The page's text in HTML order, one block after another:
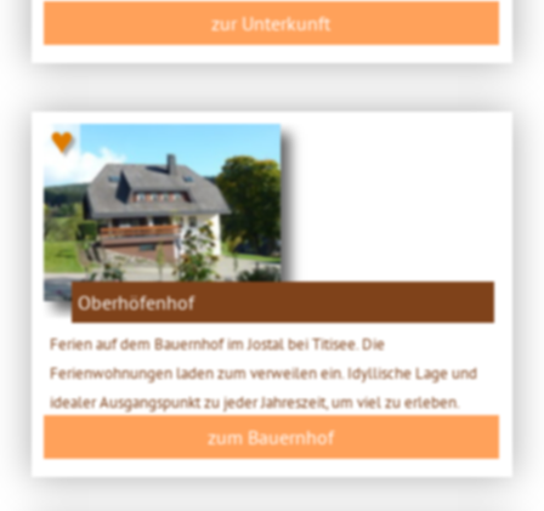
zur Unterkunft
♥
Oberhöfenhof
Ferien auf dem Bauernhof im Jostal bei Titisee. Die
Ferienwohnungen laden zum verweilen ein. Idyllische Lage und
idealer Ausgangspunkt zu jeder Jahreszeit, um viel zu erleben.
zum Bauernhof